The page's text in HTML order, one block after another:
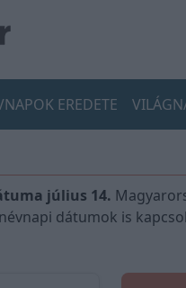
EREDETE
július 14.
dátumok is